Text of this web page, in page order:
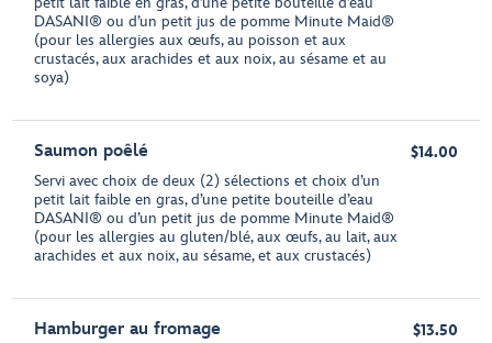
DASANI® ou d’un petit jus de pomme Minute Maid®
(pour les allergies aux œufs, au poisson et aux
crustacés, aux arachides et aux noix, au sésame et au
soya)
Saumon poêlé
Servi avec choix de deux (2) sélections et choix d’un
petit lait faible en gras, d’une petite bouteille d’eau
DASANI® ou d’un petit jus de pomme Minute Maid®
(pour les allergies au gluten/blé, aux œufs, au lait, aux
arachides et aux noix, au sésame, et aux crustacés)
$14.00
Hamburger au fromage $13.50